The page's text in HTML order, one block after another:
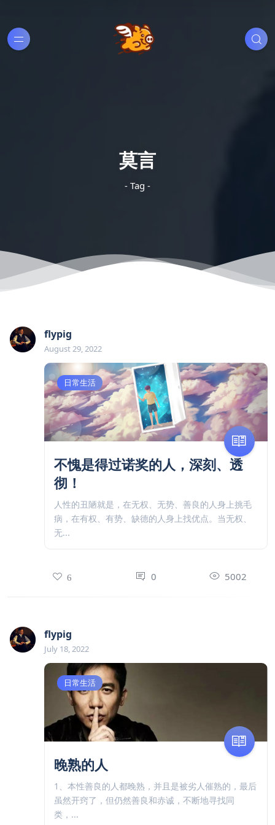
莫言
- Tag -
flypig
August 29, 2022
日常生活
不愧是得过诺奖的人，深刻、透
彻！
人性的丑陋就是，在无权、无势、善良的人身上挑毛
病，在有权、有势、缺德的人身上找优点。当无权、
无...
6 0 5002
flypig
July 18, 2022
日常生活
晚熟的人
1、本性善良的人都晚熟，并且是被劣人催熟的，最后
虽然开窍了，但仍然善良和赤诚，不断地寻找同
类，...